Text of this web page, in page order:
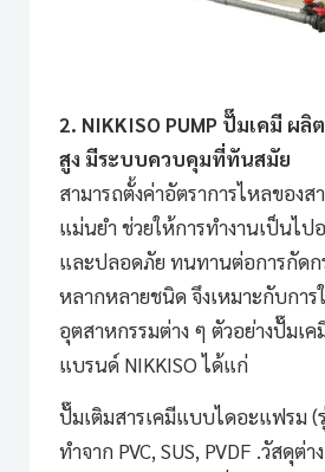
2. NIKKISO PUMP ปั๊มเคมี ผ
สูง มีระบบควบคุมที่ทันสมัย
สามารถตั้งค่าอัตราการไหลของส
แม่นยำ ช่วยให้การทำงานเป็นไป
และปลอดภัย ทนทานต่อการกัดก
หลากหลายชนิด จึงเหมาะกับการ
อุตสาหกรรมต่าง ๆ ตัวอย่างปั๊มเ
แบรนด์ NIKKISO ได้แก่
ปั๊มเติมสารเคมีแบบไดอะแฟรม (
ทำจาก PVC, SUS, PVDF .วัสดุต่